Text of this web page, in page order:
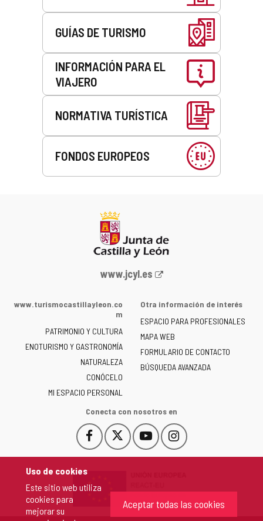
Uso de cookies
Este sitio web utiliza
cookies para
mejorar su
Aceptar todas las cookies
GUÍAS DE TURISMO
INFORMACIÓN PARA EL
VIAJERO
NORMATIVA TURÍSTICA
FONDOS EUROPEOS
Portal
la
de
Castilla
y
León
-
www.jcyl.es
www.turismocastillayleon.co
m
PATRIMONIO Y CULTURA
ENOTURISMO Y GASTRONOMÍA
NATURALEZA
CONÓCELO
MI ESPACIO PERSONAL
Otra información de interés
ESPACIO PARA PROFESIONALES
MAPA WEB
FORMULARIO DE CONTACTO
BÚSQUEDA AVANZADA
Conecta con nosotros en
Facebook
Este
enlace
en
Este
enlace
una
ventana
YouTube
Este
enlace
una
ventana
Instagram
Este
enlace
una
ventana